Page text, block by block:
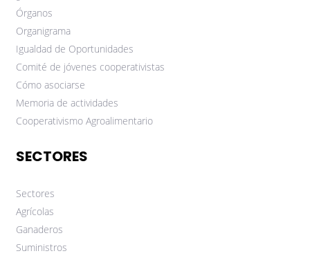
Órganos
Organigrama
Igualdad de Oportunidades
Comité de jóvenes cooperativistas
Cómo asociarse
Memoria de actividades
Cooperativismo Agroalimentario
SECTORES
Sectores
Agrícolas
Ganaderos
Suministros